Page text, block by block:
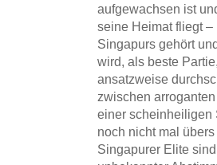
aufgewachsen ist
seine Heimat fliegt
Singapurs gehört
wird, als beste
ansatzweise
zwischen
einer scheinheiligen
noch nicht mal
Singapurer Elite